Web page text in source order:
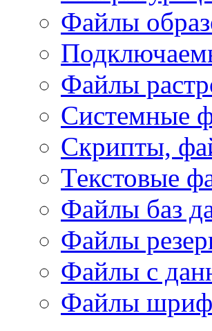
Файлы
Файлы
Системные
Скрипты,
Текстовые
Файлы баз
Файлы
Файлы с
Файлы